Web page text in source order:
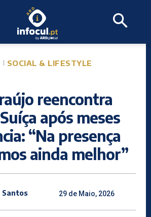
SOCIAL & LIFESTYLE
reencontra
após meses
“Na presença
ainda melhor”
Santos 29 de Maio, 2026